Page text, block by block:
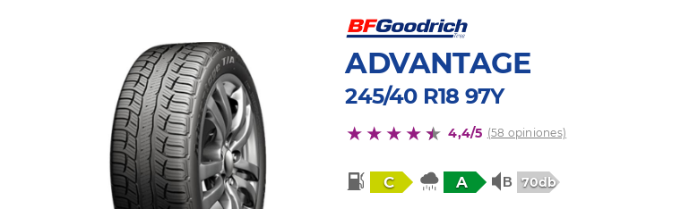
ADVANTAGE
245/40 R18 97Y
4,4/5 (58 opiniones)
C A 70db